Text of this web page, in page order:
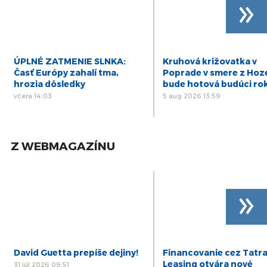
ÚPLNÉ ZATMENIE SLNKA:
Časť Európy zahalí tma,
hrozia dôsledky
včera 14:03
Kruhová križovatka v
Poprade v smere z
bude hotová budúci
5 aug 2026 13:59
»
Z WEBMAGAZÍNU
David Guetta prepíše dejiny!
31 júl 2026 09:51
Financovanie cez Tatra
Leasing otvára nové
»